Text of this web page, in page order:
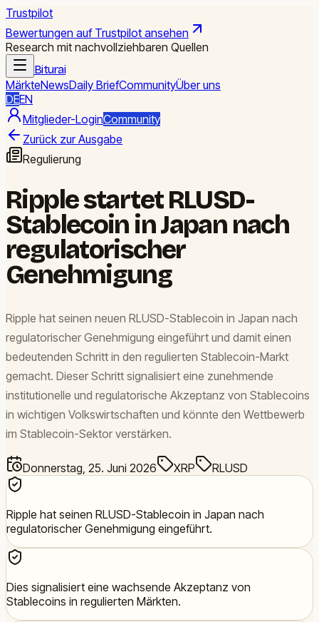
Trustpilot
Bewertungen auf Trustpilot ansehen
Research mit nachvollziehbaren Quellen
Biturai
MärkteNewsDaily BriefCommunityÜber uns
DEEN
Mitglieder-LoginCommunity
Zurück zur Ausgabe
Regulierung
Ripple startet RLUSD-
Stablecoin in Japan nach
regulatorischer
Genehmigung
Ripple hat seinen neuen RLUSD-Stablecoin in Japan nach
regulatorischer Genehmigung eingeführt und damit einen
bedeutenden Schritt in den regulierten Stablecoin-Markt
gemacht. Dieser Schritt signalisiert eine zunehmende
institutionelle und regulatorische Akzeptanz von Stablecoins
in wichtigen Volkswirtschaften und könnte den Wettbewerb
im Stablecoin-Sektor verstärken.
Donnerstag, 25. Juni 2026 XRP RLUSD
Ripple hat seinen RLUSD-Stablecoin in Japan nach
regulatorischer Genehmigung eingeführt.
Dies signalisiert eine wachsende Akzeptanz von
Stablecoins in regulierten Märkten.